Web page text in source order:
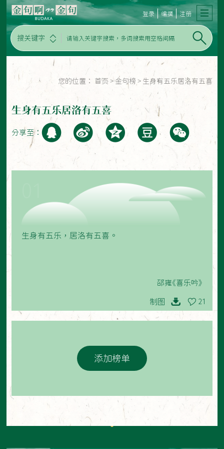
搜关键字
登录 编撰 注册
您的位置： 首页 > 金句榜 > 生身有五乐居洛有五喜
生身有五乐居洛有五喜
分享至：
生身有五乐，居洛有五喜。
邵雍《喜乐吟》
制图 21
添加榜单